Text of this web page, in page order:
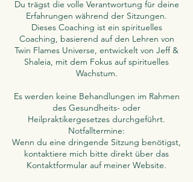
Du trägst die volle Verantwortung für deine
Erfahrungen während der Sitzungen.
Dieses Coaching ist ein spirituelles
Coaching, basierend auf den Lehren von
Twin Flames Universe, entwickelt von Jeff &
Shaleia, mit dem Fokus auf spirituelles
Wachstum.
Es werden keine Behandlungen im Rahmen
des Gesundheits- oder
Heilpraktikergesetzes durchgeführt.
Notfalltermine:
Wenn du eine dringende Sitzung benötigst,
kontaktiere mich bitte direkt über das
Kontaktformular auf meiner Website.